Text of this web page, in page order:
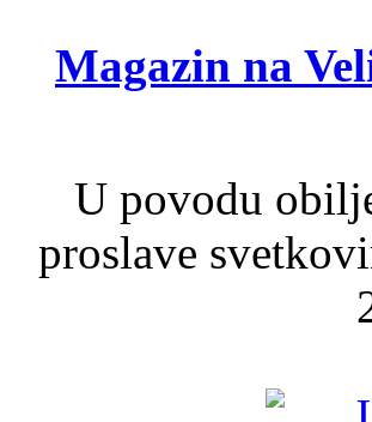
Magazin na
U povodu
proslave